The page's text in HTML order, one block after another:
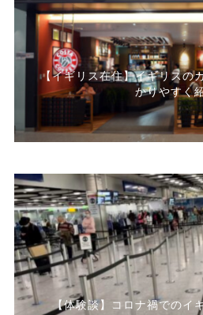
【イギリス在住】イギリスの
かりやすく
【体験談】コロナ禍でのイ